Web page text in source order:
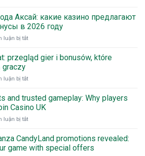
Аксай: какие казино предлагают
в 2026 году
luận bị tắtở
города
Аксай:
казино
лучшие
бонусы
2026
przegląd gier i bonusów, które
graczy
luận bị tắtở
Tip
Goat:
przegląd
gier
bonusów,
które
przyciągają
and trusted gameplay: Why players
Casino UK
luận bị tắtở
payouts
and
trusted
CandyLand promotions revealed:
game with special offers